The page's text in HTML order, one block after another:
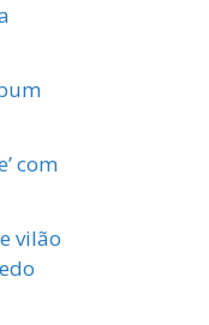
com
vilão